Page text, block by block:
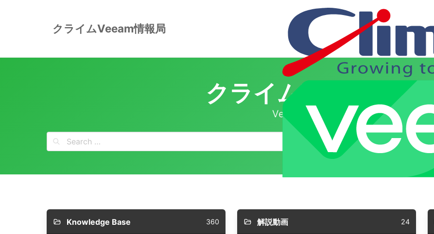
クライムVeeam情報局
クライムVeeam情報局
Veeam製品情報ポータル
Knowledge Base 360 解説動画 24